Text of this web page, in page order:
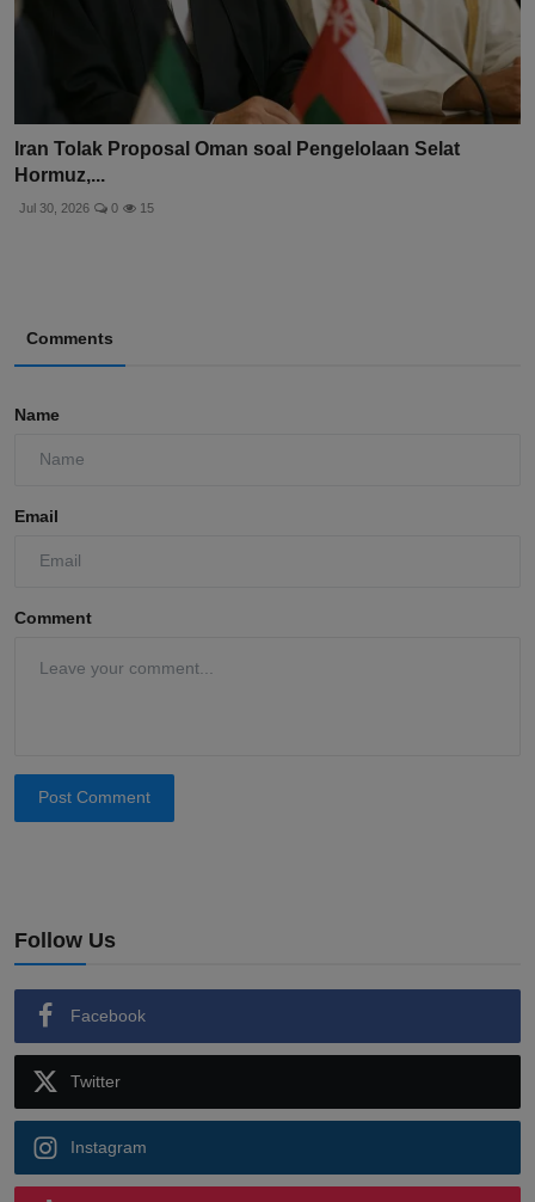
Iran Tolak Proposal Oman soal Pengelolaan Selat
Hormuz,...
Jul 30, 2026 0 15
Comments
Name
Email
Comment
Post Comment
Follow Us
Facebook
Twitter
Instagram